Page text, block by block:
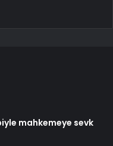
mahkemeye sevk